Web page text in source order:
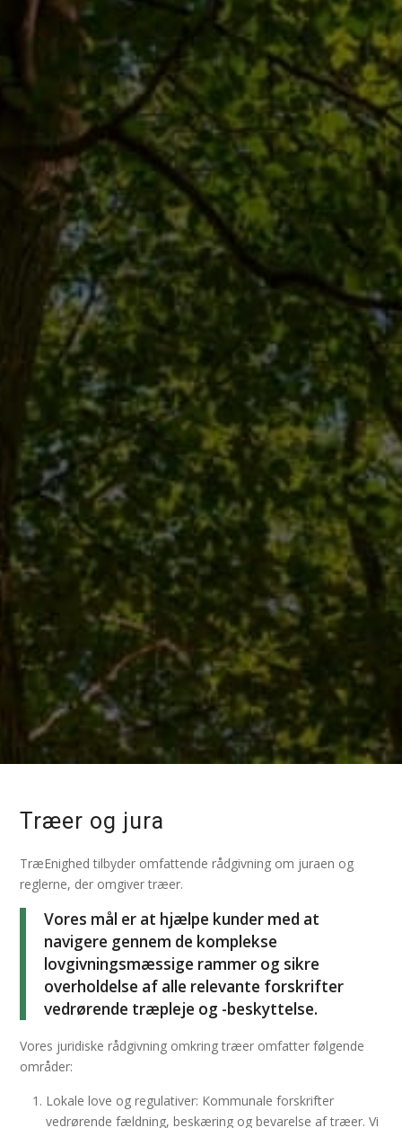
Træer og jura
TræEnighed tilbyder omfattende rådgivning om juraen og
reglerne, der omgiver træer.
Vores mål er at hjælpe kunder med at
navigere gennem de komplekse
lovgivningsmæssige rammer og sikre
overholdelse af alle relevante forskrifter
vedrørende træpleje og -beskyttelse.
Vores juridiske rådgivning omkring træer omfatter følgende
områder:
Lokale love og regulativer: Kommunale forskrifter
vedrørende fældning, beskæring og bevarelse af træer. Vi